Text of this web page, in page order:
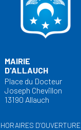
MAIRIE
D'ALLAUCH
Place du Docteur
Joseph Chevillon
13190 Allauch
HORAIRES D’OUVERTURE